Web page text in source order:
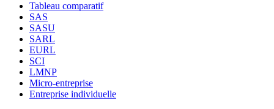
Tableau comparatif
SAS
SASU
SARL
EURL
SCI
LMNP
Micro-entreprise
Entreprise individuelle